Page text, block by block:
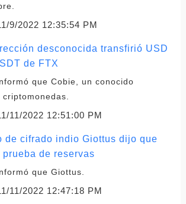
9/2022 12:35:54 PM
desconocida transfirió USD
de FTX
que Cobie, un conocido
11/2022 12:51:00 PM
de cifrado indio Giottus dijo que
de reservas
que Giottus.
11/2022 12:47:18 PM